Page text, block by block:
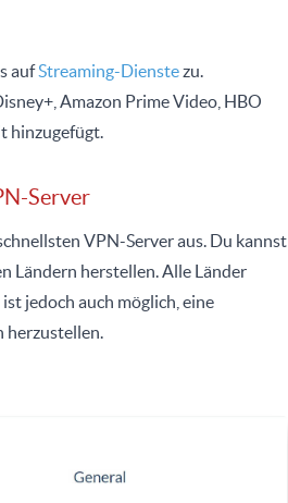
aufStreaming-Dienstezu.
Amazon Prime Video, HBO
hinzugefügt.
Server
VPN-Server aus. Du kannst
Ländern herstellen. Alle Länder
jedoch auch möglich, eine
herzustellen.